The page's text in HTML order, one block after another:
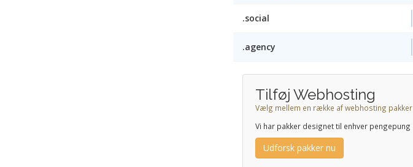
.social
.agency
Tilføj Webhosting
Vælg mellem en række af webhosting pakker
Vi har pakker designet til enhver pengepung
Udforsk pakker nu